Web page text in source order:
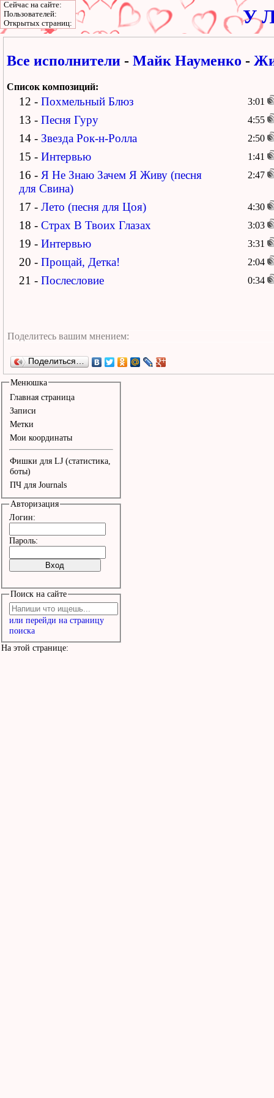
У
Все исполнители - Майк Науменко -
Список композиций:
12 - Похмельный Блюз 3:01
13 - Песня Гуру 4:55
14 - Звезда Рок-н-Ролла 2:50
15 - Интервью 1:41
16 - Я Не Знаю Зачем Я Живу (песня
для Свина)
2:47
17 - Лето (песня для Цоя) 4:30
18 - Страх В Твоих Глазах 3:03
19 - Интервью 3:31
20 - Прощай, Детка! 2:04
21 - Послесловие 0:34
Поделиться…
Менюшка
Главная страница
Записи
Метки
Мои координаты
Фишки для LJ (статистика,
боты)
ПЧ для Journals
Авторизация
Логин:
Пароль:
Поиск на сайте
или перейди на страницу
поиска
На этой странице:
Сейчас на сайте:
Пользователей:
Открытых страниц: